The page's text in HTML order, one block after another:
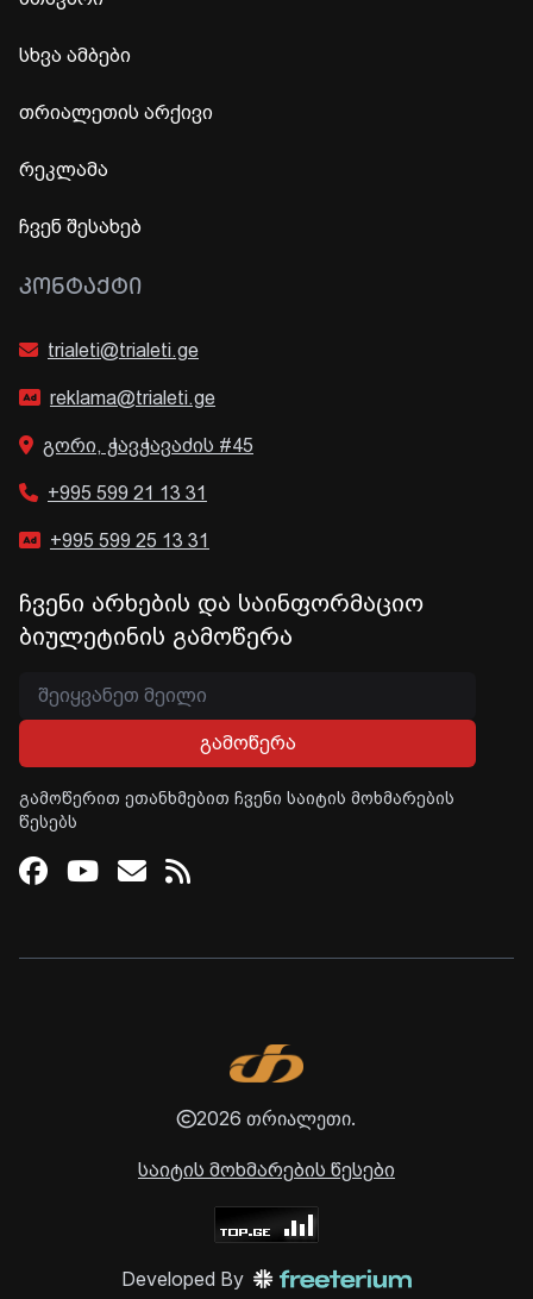
სხვა ამბები
თრიალეთის არქივი
რეკლამა
ჩვენ შესახებ
ᲙᲝᲜᲢᲐᲥᲢᲘ
trialeti@trialeti.ge
reklama@trialeti.ge
გორი, ჭავჭავაძის #45
+995 599 21 13 31
+995 599 25 13 31
ჩვენი არხების და საინფორმაციო
ბიულეტინის გამოწერა
გამოწერა
გამოწერით ეთანხმებით ჩვენი საიტის მოხმარების
წესებს
Facebook
Youtube
Email
RSS
2026 თრიალეთი.
საიტის მოხმარების წესები
Developed By